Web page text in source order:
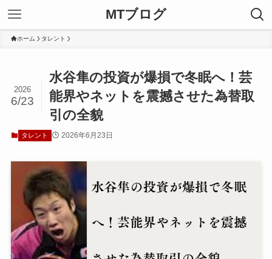
MTブログ
ホーム タレント
水谷隼の投資が爆損で冬眠へ！芸
能界やネットを震撼させた為替取
引の全貌
2026
6/23
タレント 2026年6月23日